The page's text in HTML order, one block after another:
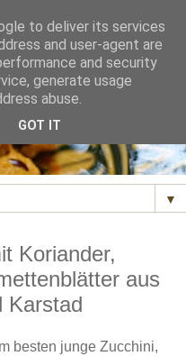
▼
Koriander,
aus
Karstad
besten junge Zucchini,
to deliver its services
and user-agent are
and security
generate usage
abuse.
GOT IT